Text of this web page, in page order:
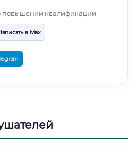
повышении квалификации
в Max